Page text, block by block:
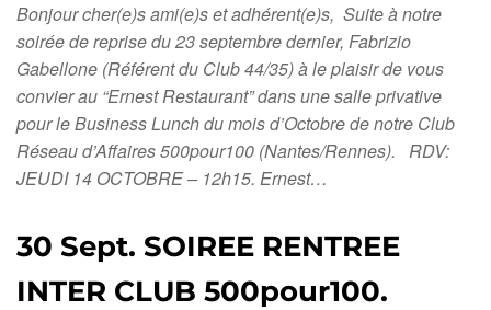
Bonjour cher(e)s ami(e)s et adhérent(e)s, Suite à notre
soirée de reprise du 23 septembre dernier, Fabrizio
Gabellone (Référent du Club 44/35) à le plaisir de vous
convier au “Ernest Restaurant” dans une salle privative
pour le Business Lunch du mois d’Octobre de notre Club
Réseau d’Affaires 500pour100 (Nantes/Rennes). RDV:
JEUDI 14 OCTOBRE – 12h15. Ernest…
30 Sept. SOIREE RENTREE
INTER CLUB 500pour100.